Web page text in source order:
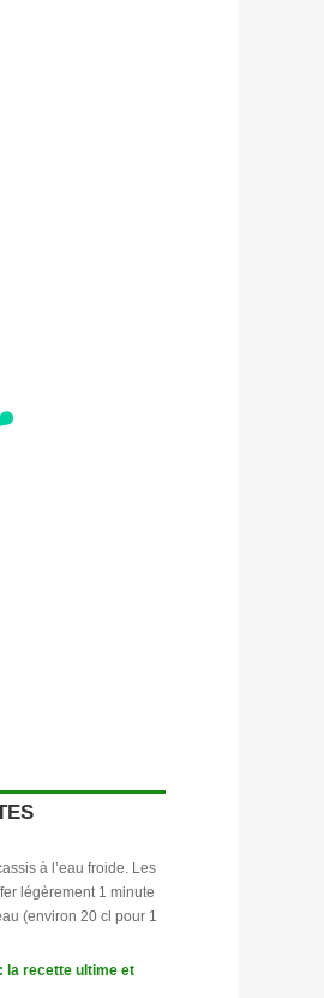
à l’eau froide. Les
légèrement 1 minute
(environ 20 cl pour 1
la recette ultime et